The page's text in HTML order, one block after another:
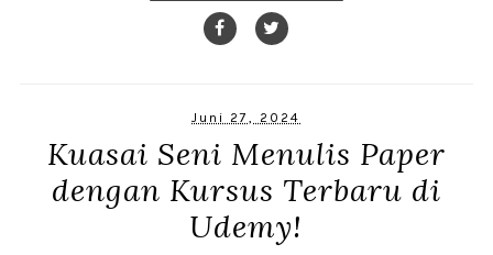
Juni 27, 2024
Kuasai Seni Menulis Paper
dengan Kursus Terbaru di
Udemy!